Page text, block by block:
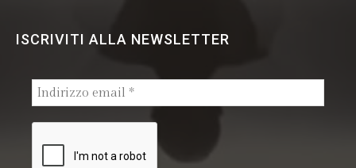
ISCRIVITI ALLA NEWSLETTER